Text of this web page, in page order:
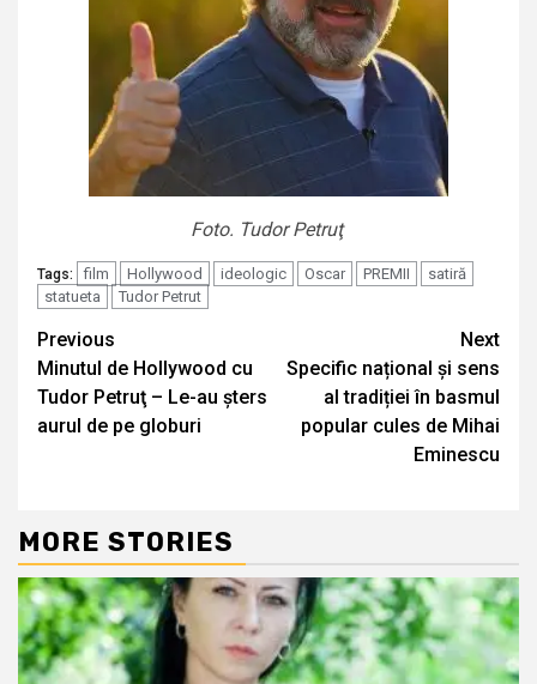
Foto. Tudor Petruţ
Tags: film Hollywood ideologic Oscar PREMII
satiră
statueta
Tudor Petrut
Continue
Reading
Previous
Minutul de Hollywood cu
Tudor Petruţ – Le-au șters
aurul de pe globuri
Next
Specific național și sens
al tradiției în basmul
popular cules de Mihai
Eminescu
MORE STORIES